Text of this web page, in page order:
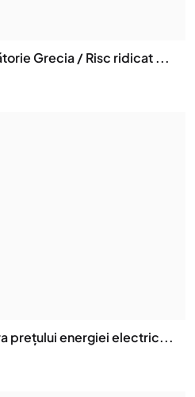
Grecia / Risc ridicat ...
prețului energiei electric...